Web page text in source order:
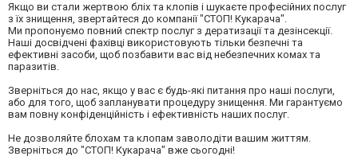
Якщо ви стали жертвою бліх та клопів і шукаєте професійних послуг
з їх знищення, звертайтеся до компанії "СТОП! Кукарача".
Ми пропонуємо повний спектр послуг з дератизації та дезінсекції.
Наші досвідчені фахівці використовують тільки безпечні та
ефективні засоби, щоб позбавити вас від небезпечних комах та
паразитів.
Зверніться до нас, якщо у вас є будь-які питання про наші послуги,
або для того, щоб запланувати процедуру знищення. Ми гарантуємо
вам повну конфіденційність і ефективність наших послуг.
Не дозволяйте блохам та клопам заволодіти вашим життям.
Зверніться до "СТОП! Кукарача" вже сьогодні!